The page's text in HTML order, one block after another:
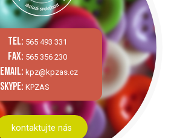
tel: 565 493 331
fax: 565 356 230
email: kpz@kpzas.cz
skype: KPZAS
kontaktujte nás